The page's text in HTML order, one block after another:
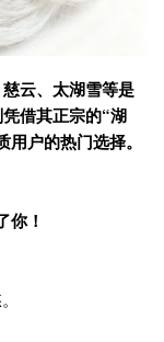
云、太湖雪等是
借其正宗的“湖
户的热门选择。
你！